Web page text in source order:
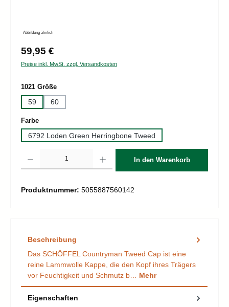
Abbildung ähnlich
Regulärer Preis:
59,95 €
Preise inkl. MwSt. zzgl. Versandkosten
1021 Größeauswählen
59 60
Farbeauswählen
6792 Loden Green Herringbone Tweed
In den Warenkorb
Produktnummer: 5055887560142
Beschreibung
Das SCHÖFFEL Countryman Tweed Cap ist eine
reine Lammwolle Kappe, die den Kopf ihres Trägers
vor Feuchtigkeit und Schmutz b… Mehr
Eigenschaften